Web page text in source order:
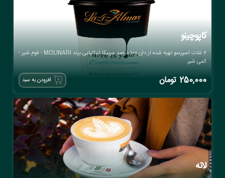
کاپوچینو
2 شات اسپرسو تهیه شده از دان 100 درصد عربیکا ایتالیایی برند MOLINARI - فوم شیر -
کمی شیر
250,000 تومان افزودن به سبد
لاته